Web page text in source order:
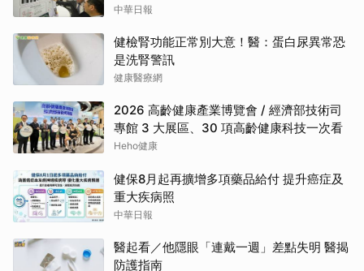
中華日報
健檢腎功能正常別大意！醫：蛋白尿異常恐
是洗腎警訊
健康醫療網
2026 高齡健康產業博覽會 / 經濟部技術司
專館 3 大展區、30 項高齡健康科技一次看
Heho健康
健保8月起再擴增多項藥品給付 提升癌症及
重大疾病照
中華日報
醫起看／他隱眼「連戴一週」差點失明 醫揭
防護指南